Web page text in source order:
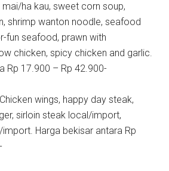
mai/ha kau, sweet corn soup,
shrimp wanton noodle, seafood
fun seafood, prawn with
chicken, spicy chicken and garlic.
Rp 17.900 – Rp 42.900-
wings, happy day steak,
sirloin steak local/import,
Harga bekisar antara Rp